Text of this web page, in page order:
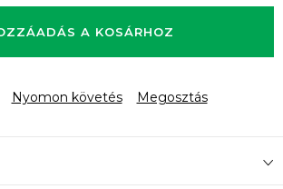
A KOSÁRHOZ
Nyomon követés Megosztás